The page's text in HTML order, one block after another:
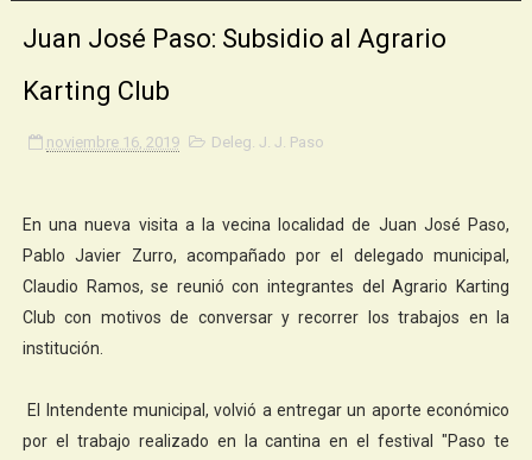
Juan José Paso: Subsidio al Agrario
Karting Club
noviembre 16, 2019 Deleg. J. J. Paso
En una nueva visita a la vecina localidad de Juan José Paso,
Pablo Javier Zurro, acompañado por el delegado municipal,
Claudio Ramos, se reunió con integrantes del Agrario Karting
Club con motivos de conversar y recorrer los trabajos en la
institución.
El Intendente municipal, volvió a entregar un aporte económico
por el trabajo realizado en la cantina en el festival "Paso te